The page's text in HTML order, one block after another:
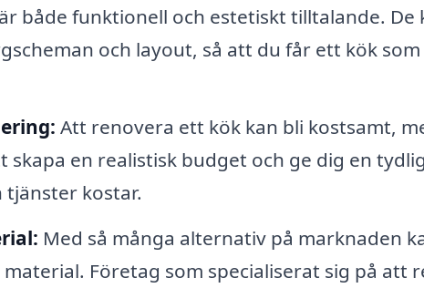
både funktionell och estetiskt tilltalande.
och layout, så att du får ett kök
Att renovera ett kök kan bli kostsamt,
skapa en realistisk budget och ge dig en
tjänster kostar.
Med så många alternativ på marknaden
Företag som specialiserat sig på att